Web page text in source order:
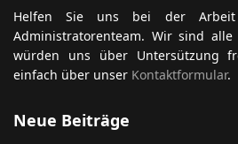
Helfen Sie uns bei der Arbeit
Administratorenteam. Wir sind
würden uns über Untersützung
einfach über unser Kontaktformular.
Neue Beiträge